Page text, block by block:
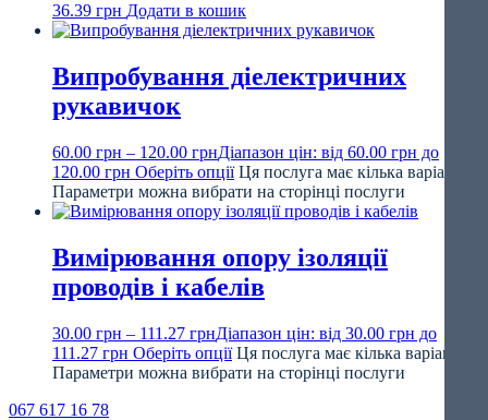
36.39 грн Додати в кошик
Випробування діелектричних
рукавичок
60.00 грн – 120.00 грнДіапазон цін: від 60.00 грн до
120.00 грн Оберіть опції Ця послуга має кілька варіантів.
Параметри можна вибрати на сторінці послуги
Вимірювання опору ізоляції
проводів і кабелів
30.00 грн – 111.27 грнДіапазон цін: від 30.00 грн до
111.27 грн Оберіть опції Ця послуга має кілька варіантів.
Параметри можна вибрати на сторінці послуги
067 617 16 78